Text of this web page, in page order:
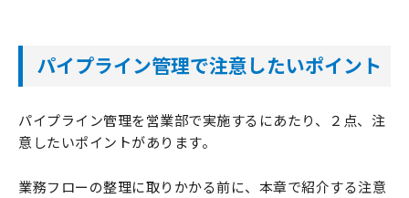
パイプライン管理で注意したいポイント
パイプライン管理を営業部で実施するにあたり、２点、注
意したいポイントがあります。
業務フローの整理に取りかかる前に、本章で紹介する注意